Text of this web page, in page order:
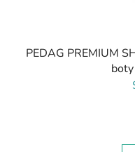
PEDAG PREMIUM